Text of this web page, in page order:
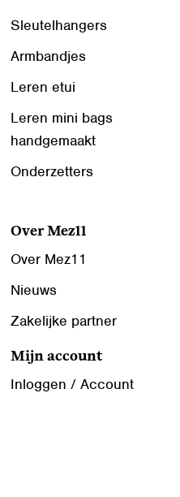
Sleutelhangers
Armbandjes
Leren etui
Leren mini bags
handgemaakt
Onderzetters
Over Mez11
Over Mez11
Nieuws
Zakelijke partner
Mijn account
Inloggen / Account